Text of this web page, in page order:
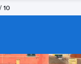
/ 10